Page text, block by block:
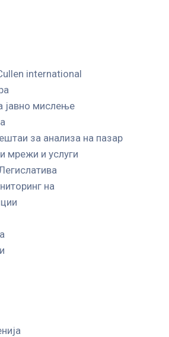
international
јавно мислење
за анализа на пазар
мрежи и услуги
на